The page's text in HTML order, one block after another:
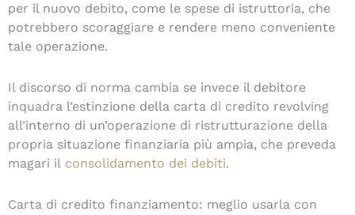
per il nuovo debito, come le spese di istruttoria, che
potrebbero scoraggiare e rendere meno conveniente
tale operazione.
Il discorso di norma cambia se invece il debitore
inquadra l’estinzione della carta di credito revolving
all’interno di un’operazione di ristrutturazione della
propria situazione finanziaria più ampia, che preveda
magari il consolidamento dei debiti.
Carta di credito finanziamento: meglio usarla con